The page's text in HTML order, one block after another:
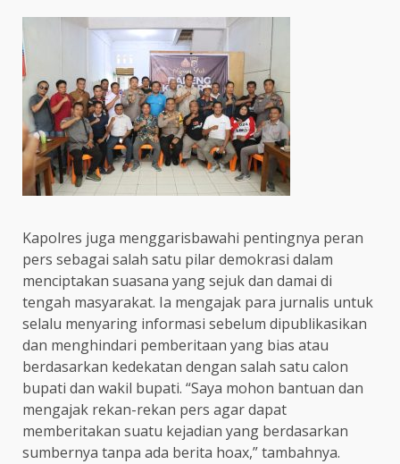
Kapolres juga menggarisbawahi pentingnya peran
pers sebagai salah satu pilar demokrasi dalam
menciptakan suasana yang sejuk dan damai di
tengah masyarakat. Ia mengajak para jurnalis untuk
selalu menyaring informasi sebelum dipublikasikan
dan menghindari pemberitaan yang bias atau
berdasarkan kedekatan dengan salah satu calon
bupati dan wakil bupati. “Saya mohon bantuan dan
mengajak rekan-rekan pers agar dapat
memberitakan suatu kejadian yang berdasarkan
sumbernya tanpa ada berita hoax,” tambahnya.